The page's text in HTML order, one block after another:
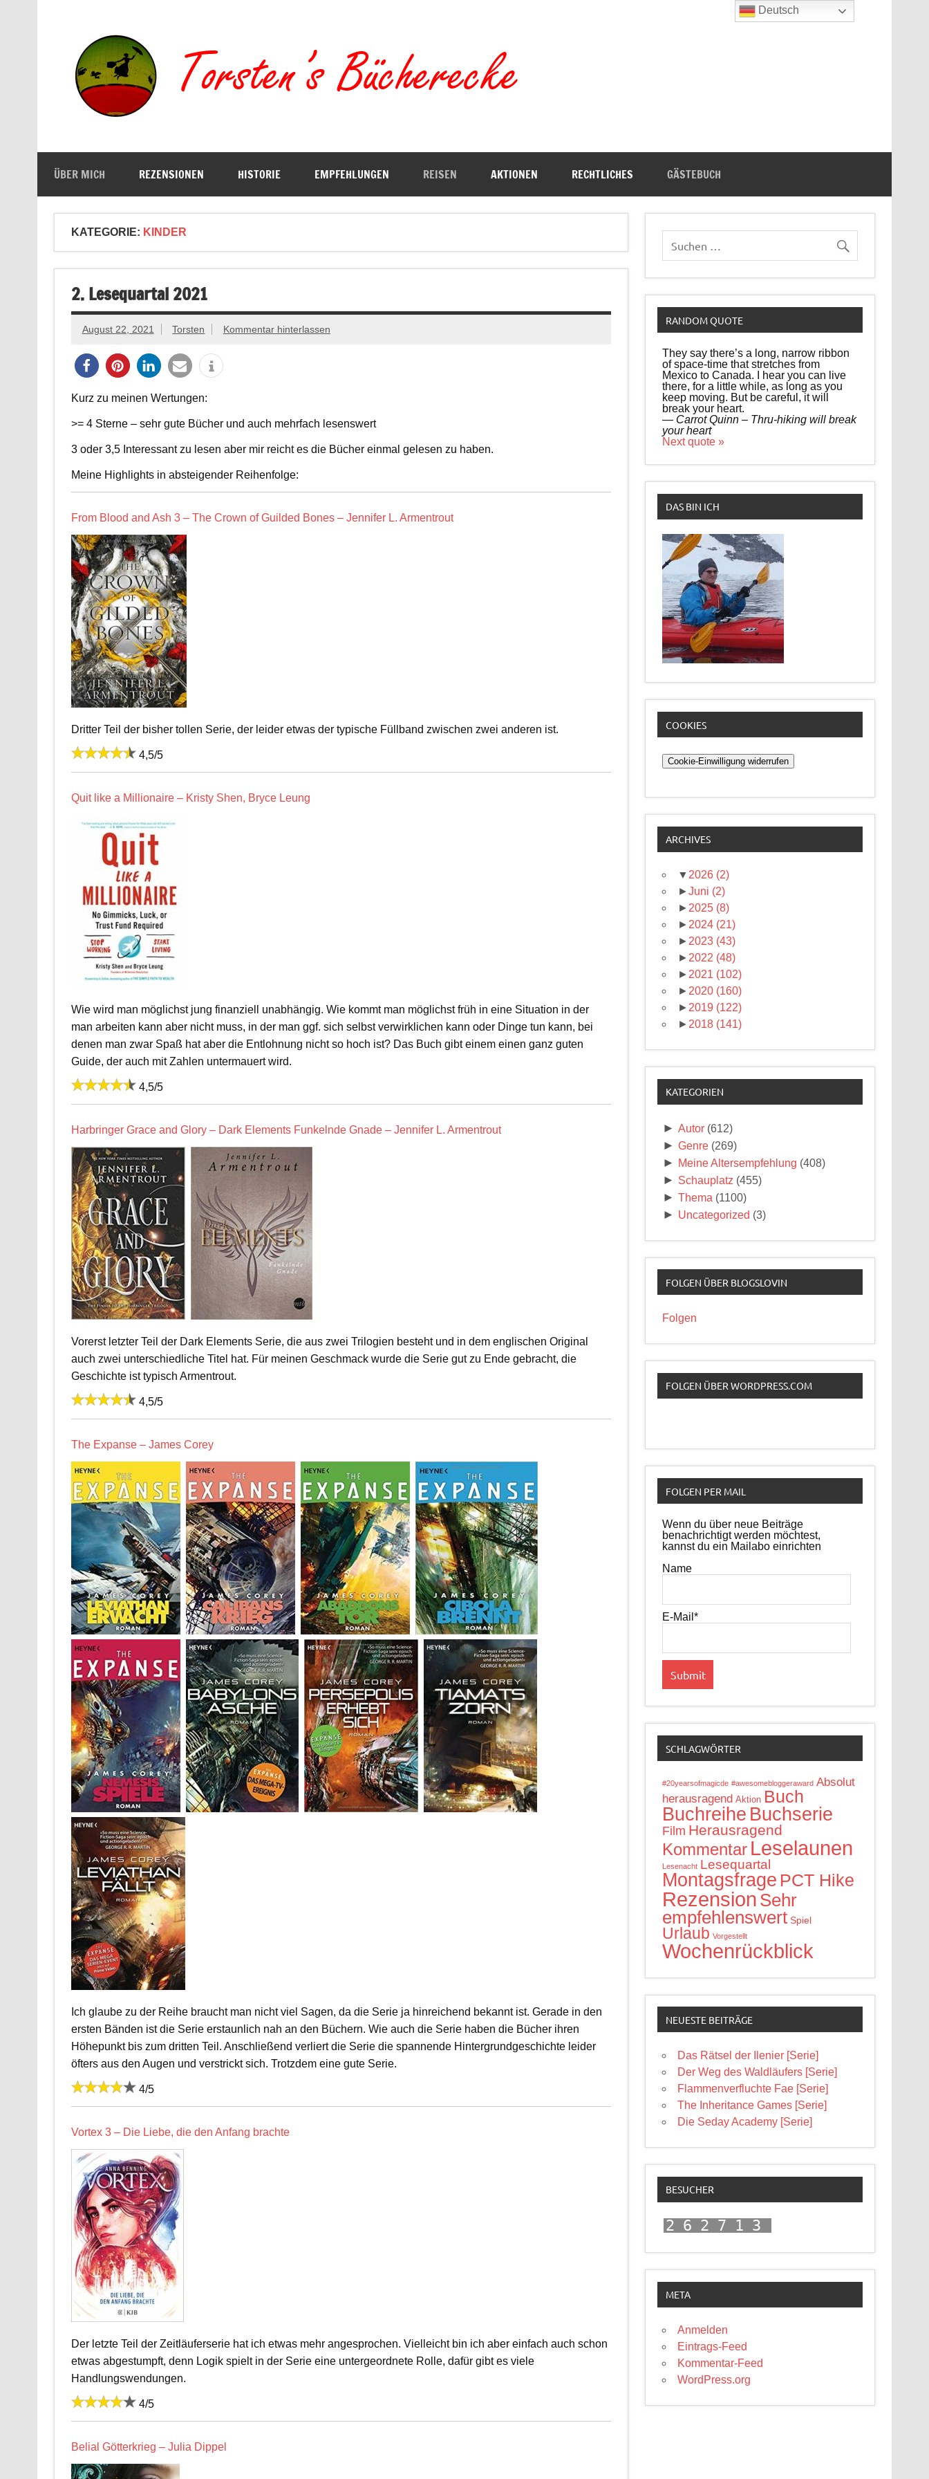
ÜBER MICH REZENSIONEN HISTORIE EMPFEHLUNGEN REISEN AKTIONEN RECHTLICHES GÄSTEBUCH
KATEGORIE: KINDER
2. Lesequartal 2021
August 22, 2021 Torsten Kommentar hinterlassen
Kurz zu meinen Wertungen:
>= 4 Sterne – sehr gute Bücher und auch mehrfach lesenswert
3 oder 3,5 Interessant zu lesen aber mir reicht es die Bücher einmal gelesen zu haben.
Meine Highlights in absteigender Reihenfolge:
From Blood and Ash 3 – The Crown of Guilded Bones – Jennifer L. Armentrout
Dritter Teil der bisher tollen Serie, der leider etwas der typische Füllband zwischen zwei anderen ist.
4,5/5
Quit like a Millionaire – Kristy Shen, Bryce Leung
Wie wird man möglichst jung finanziell unabhängig. Wie kommt man möglichst früh in eine Situation in der
man arbeiten kann aber nicht muss, in der man ggf. sich selbst verwirklichen kann oder Dinge tun kann, bei
denen man zwar Spaß hat aber die Entlohnung nicht so hoch ist? Das Buch gibt einem einen ganz guten
Guide, der auch mit Zahlen untermauert wird.
4,5/5
Harbringer Grace and Glory – Dark Elements Funkelnde Gnade – Jennifer L. Armentrout
Vorerst letzter Teil der Dark Elements Serie, die aus zwei Trilogien besteht und in dem englischen Original
auch zwei unterschiedliche Titel hat. Für meinen Geschmack wurde die Serie gut zu Ende gebracht, die
Geschichte ist typisch Armentrout.
4,5/5
The Expanse – James Corey
Ich glaube zu der Reihe braucht man nicht viel Sagen, da die Serie ja hinreichend bekannt ist. Gerade in den
ersten Bänden ist die Serie erstaunlich nah an den Büchern. Wie auch die Serie haben die Bücher ihren
Höhepunkt bis zum dritten Teil. Anschließend verliert die Serie die spannende Hintergrundgeschichte leider
öfters aus den Augen und verstrickt sich. Trotzdem eine gute Serie.
4/5
Vortex 3 – Die Liebe, die den Anfang brachte
Der letzte Teil der Zeitläuferserie hat ich etwas mehr angesprochen. Vielleicht bin ich aber einfach auch schon
etwas abgestumpft, denn Logik spielt in der Serie eine untergeordnete Rolle, dafür gibt es viele
Handlungswendungen.
4/5
Belial Götterkrieg – Julia Dippel
RANDOM QUOTE
They say there’s a long, narrow ribbon
of space-time that stretches from
Mexico to Canada. I hear you can live
there, for a little while, as long as you
keep moving. But be careful, it will
break your heart.
— Carrot Quinn – Thru-hiking will break
your heart
Next quote »
DAS BIN ICH
COOKIES
Cookie-Einwilligung widerrufen
ARCHIVES
▼ 2026 (2)
►Juni (2)
► 2025 (8)
► 2024 (21)
► 2023 (43)
► 2022 (48)
► 2021 (102)
► 2020 (160)
► 2019 (122)
► 2018 (141)
KATEGORIEN
► Autor (612)
► Genre (269)
► Meine Altersempfehlung (408)
► Schauplatz (455)
► Thema (1100)
► Uncategorized (3)
FOLGEN ÜBER BLOGSLOVIN
Folgen
FOLGEN ÜBER WORDPRESS.COM
FOLGEN PER MAIL
Wenn du über neue Beiträge
benachrichtigt werden möchtest,
kannst du ein Mailabo einrichten
Name
E-Mail*
SCHLAGWÖRTER
#20yearsofmagicde #awesomebloggeraward Absolut
herausragend Aktion Buch
Buchreihe Buchserie
Film Herausragend
Kommentar Leselaunen
Lesenacht Lesequartal
Montagsfrage PCT Hike
Rezension Sehr
empfehlenswert Spiel
Urlaub Vorgestellt
Wochenrückblick
NEUESTE BEITRÄGE
Das Rätsel der Ilenier [Serie]
Der Weg des Waldläufers [Serie]
Flammenverfluchte Fae [Serie]
The Inheritance Games [Serie]
Die Seday Academy [Serie]
BESUCHER
262713
META
Anmelden
Eintrags-Feed
Kommentar-Feed
WordPress.org
Deutsch